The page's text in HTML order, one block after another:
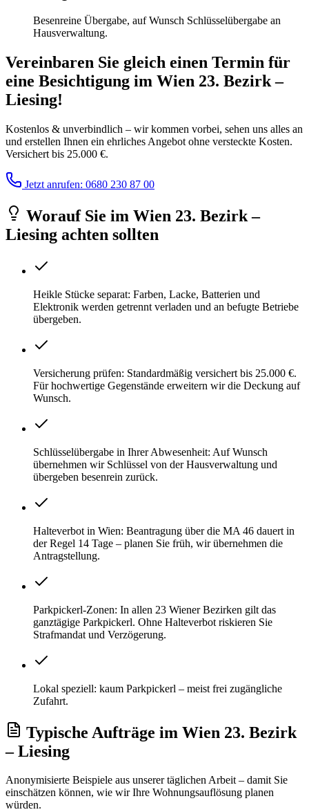
Besenreine Übergabe, auf Wunsch Schlüsselübergabe an
Hausverwaltung.
Vereinbaren Sie gleich einen Termin für
eine Besichtigung im Wien 23. Bezirk –
Liesing!
Kostenlos & unverbindlich – wir kommen vorbei, sehen uns alles an
und erstellen Ihnen ein ehrliches Angebot ohne versteckte Kosten.
Versichert bis 25.000 €.
Jetzt anrufen: 0680 230 87 00
Worauf Sie im Wien 23. Bezirk –
Liesing achten sollten
Heikle Stücke separat: Farben, Lacke, Batterien und
Elektronik werden getrennt verladen und an befugte Betriebe
übergeben.
Versicherung prüfen: Standardmäßig versichert bis 25.000 €.
Für hochwertige Gegenstände erweitern wir die Deckung auf
Wunsch.
Schlüsselübergabe in Ihrer Abwesenheit: Auf Wunsch
übernehmen wir Schlüssel von der Hausverwaltung und
übergeben besenrein zurück.
Halteverbot in Wien: Beantragung über die MA 46 dauert in
der Regel 14 Tage – planen Sie früh, wir übernehmen die
Antragstellung.
Parkpickerl-Zonen: In allen 23 Wiener Bezirken gilt das
ganztägige Parkpickerl. Ohne Halteverbot riskieren Sie
Strafmandat und Verzögerung.
Lokal speziell: kaum Parkpickerl – meist frei zugängliche
Zufahrt.
Typische Aufträge im Wien 23. Bezirk
– Liesing
Anonymisierte Beispiele aus unserer täglichen Arbeit – damit Sie
einschätzen können, wie wir Ihre Wohnungsauflösung planen
würden.